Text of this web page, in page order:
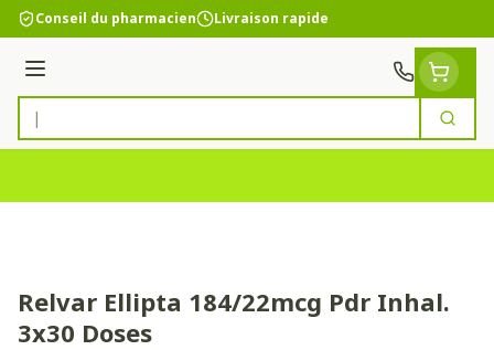
Aller au contenu
Conseil du pharmacien Livraison rapide
Menu
Rechercher
Relvar Ellipta 184/22mcg Pdr Inhal.
3x30 Doses